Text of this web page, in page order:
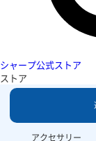
シャープ公式ストア
ストア
アクセサリー